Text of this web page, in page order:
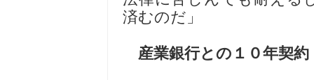
済むのだ」
産業銀行との１０年契約